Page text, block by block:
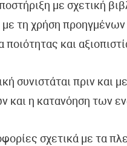
με σχετική
με τη χρήση
και
συνιστάται πριν και
και η κατανόηση των
σχετικά με τα